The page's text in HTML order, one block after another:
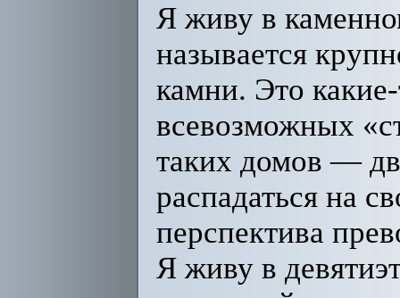
Я живу в
называется
камни. Это
всевозможных
таких домов —
распадаться на
перспектива
Я живу в